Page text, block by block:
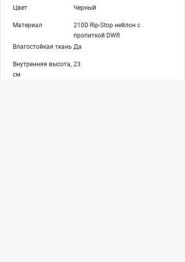
Цвет Черный
Материал
210D Rip-Stop нейлон с
пропиткой DWR
Влагостойкая ткань Да
Внутренняя высота,
см
23